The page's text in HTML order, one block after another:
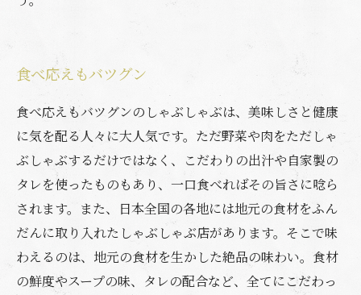
食べ応えもバツグン
食べ応えもバツグンのしゃぶしゃぶは、美味しさと健康
に気を配る人々に大人気です。ただ野菜や肉をただしゃ
ぶしゃぶするだけではなく、こだわりの出汁や自家製の
タレを使ったものもあり、一口食べればその旨さに唸ら
されます。また、日本全国の各地には地元の食材をふん
だんに取り入れたしゃぶしゃぶ店があります。そこで味
わえるのは、地元の食材を生かした絶品の味わい。食材
の鮮度やスープの味、タレの配合など、全てにこだわっ